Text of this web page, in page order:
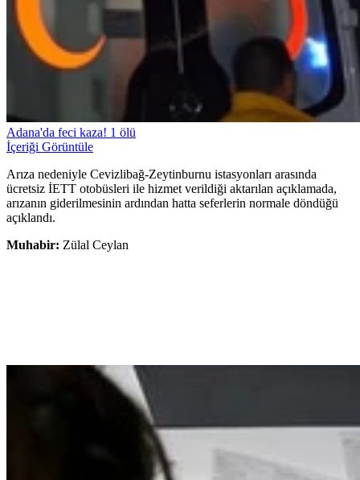
Adana'da feci kaza! 1 ölü
İçeriği Görüntüle
Arıza nedeniyle Cevizlibağ-Zeytinburnu istasyonları arasında
ücretsiz İETT otobüsleri ile hizmet verildiği aktarılan açıklamada,
arızanın giderilmesinin ardından hatta seferlerin normale döndüğü
açıklandı.
Muhabir: Zülal Ceylan